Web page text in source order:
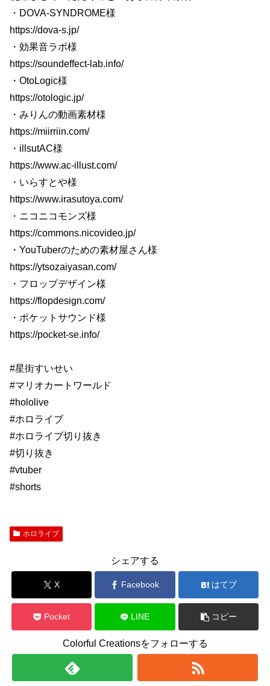
・DOVA-SYNDROME様
https://dova-s.jp/
・効果音ラボ様
https://soundeffect-lab.info/
・OtoLogic様
https://otologic.jp/
・みりんの動画素材様
https://miirriin.com/
・illsutAC様
https://www.ac-illust.com/
・いらすとや様
https://www.irasutoya.com/
・ニコニコモンズ様
https://commons.nicovideo.jp/
・YouTuberのための素材屋さん様
https://ytsozaiyasan.com/
・フロップデザイン様
https://flopdesign.com/
・ポケットサウンド様
https://pocket-se.info/
#星街すいせい
#マリオカートワールド
#hololive
#ホロライブ
#ホロライブ切り抜き
#切り抜き
#vtuber
#shorts
ホロライブ
シェアする
X Facebook はてブ
Pocket LINE コピー
Colorful Creationsをフォローする